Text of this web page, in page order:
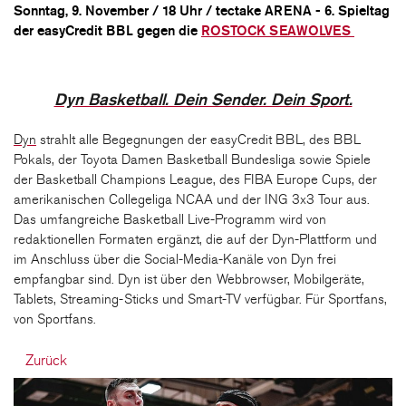
Sonntag, 9. November / 18 Uhr / tectake ARENA - 6. Spieltag
der easyCredit BBL gegen die ROSTOCK SEAWOLVES
Dyn Basketball. Dein Sender. Dein Sport.
Dyn strahlt alle Begegnungen der easyCredit BBL, des BBL
Pokals, der Toyota Damen Basketball Bundesliga sowie Spiele
der Basketball Champions League, des FIBA Europe Cups, der
amerikanischen Collegeliga NCAA und der ING 3x3 Tour aus.
Das umfangreiche Basketball Live-Programm wird von
redaktionellen Formaten ergänzt, die auf der Dyn-Plattform und
im Anschluss über die Social-Media-Kanäle von Dyn frei
empfangbar sind. Dyn ist über den Webbrowser, Mobilgeräte,
Tablets, Streaming-Sticks und Smart-TV verfügbar. Für Sportfans,
von Sportfans.
Zurück